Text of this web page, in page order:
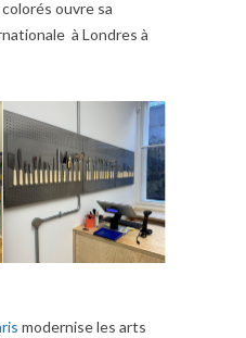
ouvre sa
à Londres à
modernise les arts